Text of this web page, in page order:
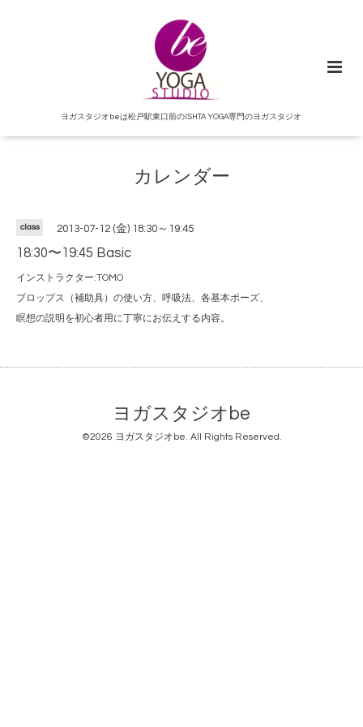
ヨガスタジオbeは松戸駅東口前のISHTA YOGA専門のヨガスタジオ
カレンダー
class 2013-07-12 (金) 18:30～19:45
18:30〜19:45 Basic
インストラクター:TOMO
プロップス（補助具）の使い方、呼吸法、各基本ポーズ、
瞑想の説明を初心者用に丁寧にお伝えする内容。
ヨガスタジオbe
©2026 ヨガスタジオbe. All Rights Reserved.